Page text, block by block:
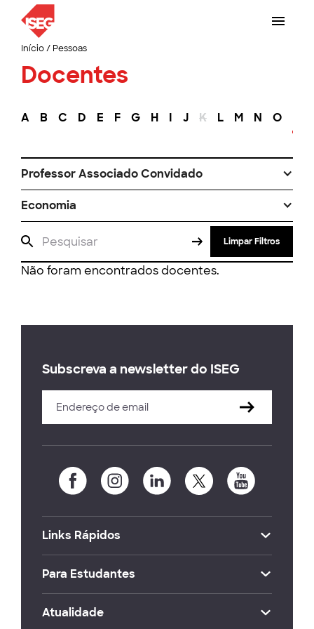
Início/ Pessoas
Docentes
A B C D E F G H I J K L M N O
Professor Associado Convidado
Economia
Limpar Filtros
Não foram encontrados docentes.
Subscreva a newsletter do ISEG
Links Rápidos
Para Estudantes
Atualidade